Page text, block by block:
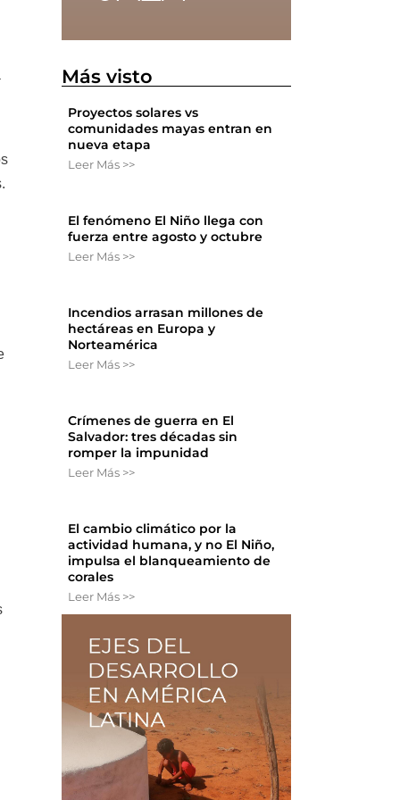
Más visto
Proyectos solares vs
comunidades mayas entran en
nueva etapa
Leer Más >>
El fenómeno El Niño llega con
fuerza entre agosto y octubre
Leer Más >>
Incendios arrasan millones de
hectáreas en Europa y
Norteamérica
Leer Más >>
Crímenes de guerra en El
Salvador: tres décadas sin
romper la impunidad
Leer Más >>
El cambio climático por la
actividad humana, y no El Niño,
impulsa el blanqueamiento de
corales
Leer Más >>